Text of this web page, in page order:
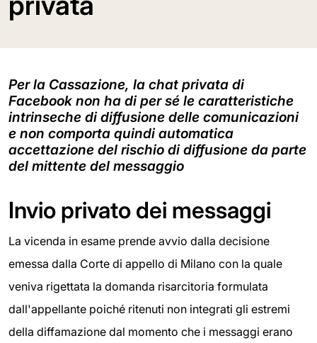
Per la Cassazione, la chat privata di
Facebook non ha di per sé le caratteristiche
intrinseche di diffusione delle comunicazioni
e non comporta quindi automatica
accettazione del rischio di diffusione da parte
del mittente del messaggio
Invio privato dei messaggi
La vicenda in esame prende avvio dalla decisione
emessa dalla Corte di appello di Milano con la quale
veniva rigettata la domanda risarcitoria formulata
dall'appellante poiché ritenuti non integrati gli estremi
della diffamazione dal momento che i messaggi erano